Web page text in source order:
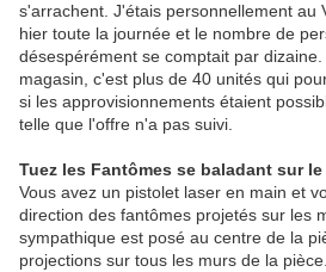
s'arrachent. J'étais personnellement au
hier toute la journée et le nombre de
désespérément se comptait par
magasin, c'est plus de 40 unités qui
si les approvisionnements étaient
telle que l'offre n'a pas suivi.
Tuez les Fantômes se baladant sur le
Vous avez un pistolet laser en main et
direction des fantômes projetés sur les
sympathique est posé au centre de la
projections sur tous les murs de la